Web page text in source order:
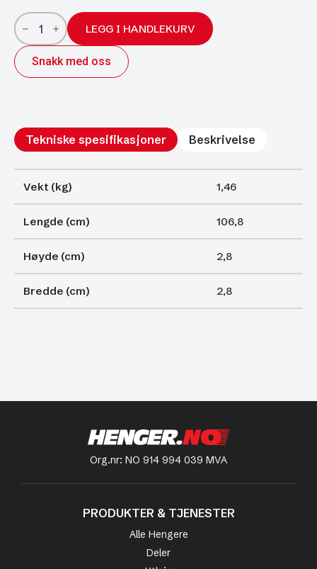
Gassfjærer
Arctic
27/14;
1068/500;
2000N
antall
LEGG I HANDLEKURV
Snakk med oss
Tekniske spesifikasjoner Beskrivelse
Vekt (kg) 1,46
Lengde (cm) 106,8
Høyde (cm) 2,8
Bredde (cm) 2,8
Org.nr: NO 914 994 039 MVA
PRODUKTER & TJENESTER
Alle Hengere
Deler